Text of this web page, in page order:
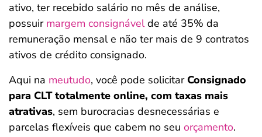
ativo, ter recebido salário no mês de análise,
possuir margem consignávelde até 35% da
remuneração mensal e não ter mais de 9 contratos
ativos de crédito consignado.
Aqui na meutudo, você pode solicitar Consignado
para CLT totalmente online, com taxas mais
atrativas, sem burocracias desnecessárias e
parcelas flexíveis que cabem no seu orçamento.